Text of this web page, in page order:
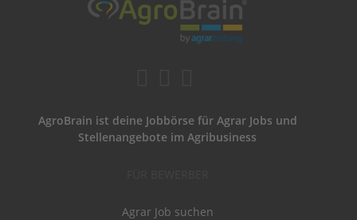
AgroBrain ist deine Jobbörse für Agrar Jobs und
Stellenangebote im Agribusiness
Agrar Job suchen